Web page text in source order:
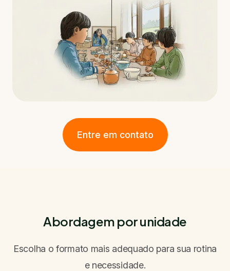
Entre em contato
Abordagem por unidade
Escolha o formato mais adequado para sua rotina
e necessidade.